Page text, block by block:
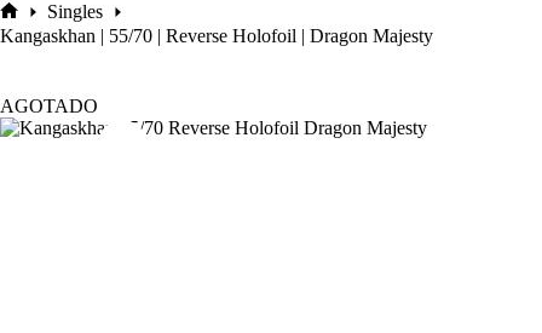
Inicio
Singles
Kangaskhan | 55/70 | Reverse Holofoil | Dragon Majesty
AGOTADO